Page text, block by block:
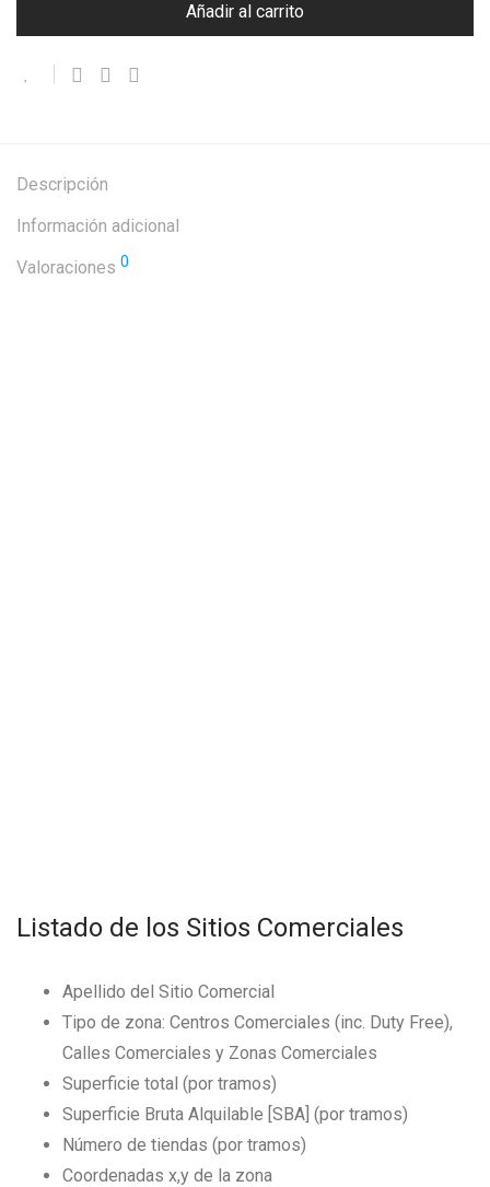
Añadir al carrito
Descripción
Información adicional
Valoraciones 0
Listado de los Sitios Comerciales
Apellido del Sitio Comercial
Tipo de zona: Centros Comerciales (inc. Duty Free),
Calles Comerciales y Zonas Comerciales
Superficie total (por tramos)
Superficie Bruta Alquilable [SBA] (por tramos)
Número de tiendas (por tramos)
Coordenadas x,y de la zona